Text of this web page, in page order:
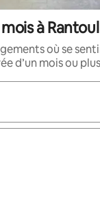
à Rantoul
où se
d’un mois ou
sont affichés,